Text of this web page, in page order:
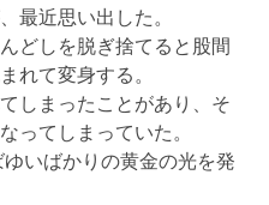
最近思い出した。
どしを脱ぎ捨てると股間
れて変身する。
しまったことがあり、そ
ってしまっていた。
いばかりの黄金の光を発